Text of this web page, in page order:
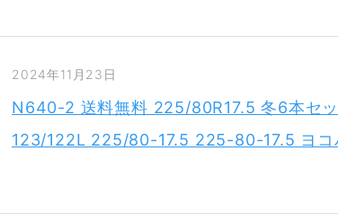
2024年11月23日
N640-2 送料無料 225/80R17.5 冬6本セ
123/122L 225/80-17.5 225-80-17.5 ヨコ